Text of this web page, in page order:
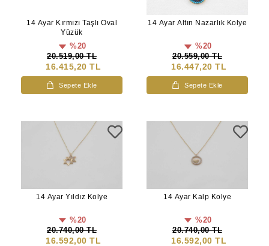
14 Ayar Kırmızı Taşlı Oval
Yüzük
%20
20.519,00 TL
16.415,20 TL
Sepete Ekle
14 Ayar Altın Nazarlık Kolye
%20
20.559,00 TL
16.447,20 TL
Sepete Ekle
14 Ayar Yıldız Kolye
%20
20.740,00 TL
16.592,00 TL
14 Ayar Kalp Kolye
%20
20.740,00 TL
16.592,00 TL